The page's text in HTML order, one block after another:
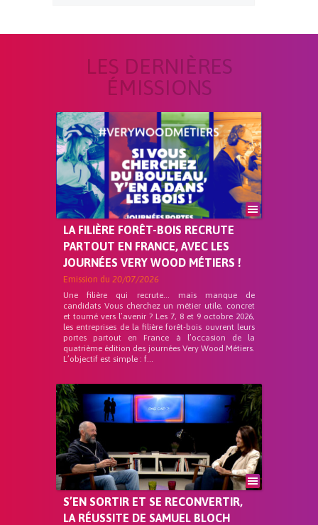
LES DERNIÈRES
ÉMISSIONS
LA FILIÈRE FORÊT-BOIS RECRUTE
PARTOUT EN FRANCE, AVEC LES
JOURNÉES VERY WOOD MÉTIERS !
Emission du 20/07/2026
Une filière qui recrute… mais manque de
candidats Vous cherchez un métier utile, concret
et tourné vers l’avenir ? Les 7, 8 et 9 octobre 2026,
les entreprises de la filière forêt-bois ouvrent leurs
portes partout en France à l’occasion de la
quatrième édition des journées Very Wood Métiers.
L’objectif est simple : f...
S’EN SORTIR ET SE RECONVERTIR,
LA RÉUSSITE DE SAMUEL BLOCH